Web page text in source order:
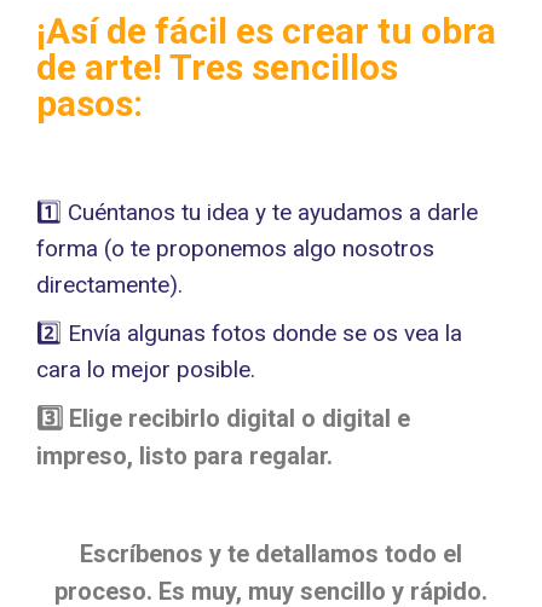
¡Así de fácil es crear tu obra
de arte! Tres sencillos
pasos:
1️⃣ Cuéntanos tu idea y te ayudamos a darle
forma (o te proponemos algo nosotros
directamente).
2️⃣ Envía algunas fotos donde se os vea la
cara lo mejor posible.
3️⃣ Elige recibirlo digital o digital e
impreso, listo para regalar.
Escríbenos y te detallamos todo el
proceso. Es muy, muy sencillo y rápido.